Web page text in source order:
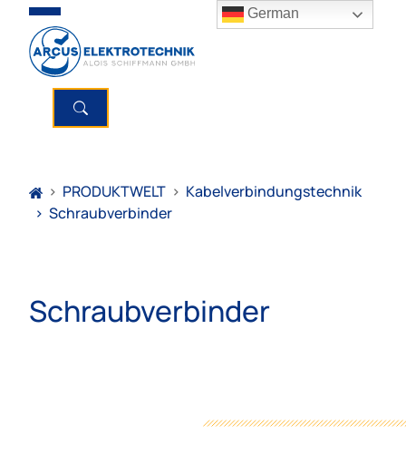
> PRODUKTWELT > Kabelverbindungstechnik
> Schraubverbinder
Schraubverbinder
German